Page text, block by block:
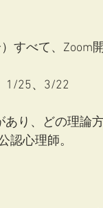
すべて、Zoom開
1/25、3/22
り、どの理論
認心理師。